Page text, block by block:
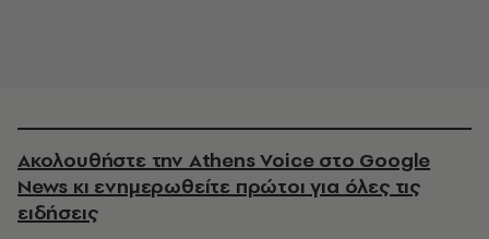
Ακολουθήστε την Athens Voice στο Google
News κι ενημερωθείτε πρώτοι για όλες τις
ειδήσεις